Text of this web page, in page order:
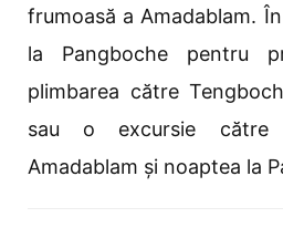
frumoasă a Amadablam.
la Pangboche pentru
plimbarea către
sau o excursie
Amadablam și noaptea la